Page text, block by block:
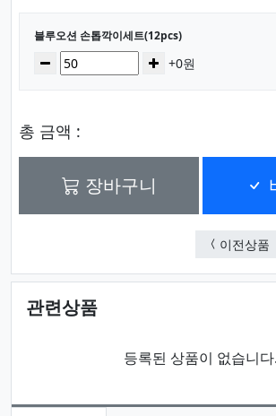
선택된 옵션
블루오션 손톱깍이세트(12pcs)
수량감소 증가+0원
총 금액 :
장바구니
이전상품
관련상품
등록된 상품이 없습니다.